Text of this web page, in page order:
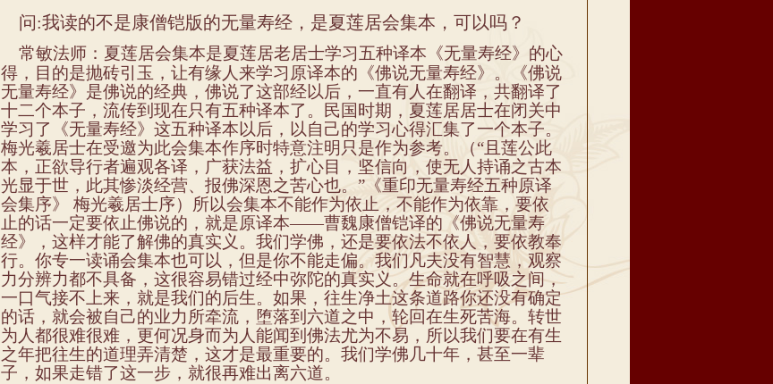
问:我读的不是康僧铠版的无量寿经，是夏莲居会集本，可以吗？
常敏法师 ：夏莲居会集本是夏莲居老居士学习五种译本 《无量寿经》的心
得，目的是抛砖引玉，让有缘人来学习原译本的 《佛说无量寿经》 。《佛说
无量寿经》是佛说的经典 ， 佛说了这部经以后，一直有人在翻译，共翻译了
十二个本子，流传到现在只有五种译本了。民国 时期 ，夏莲居居士在闭关中
学习了
《无量寿经》 这五种译本以后 ， 以自己的学习心得汇集了一个本子。
梅光羲居士在受邀为此会集本作序时特意注明只是作为参考。
（“且莲公此
本，正欲导行者遍观各译，广获法益，扩心目，坚信向，使无人持诵之古本
光显于世，此其惨淡经营、报佛深恩之苦心也。”《重印无量寿经五种原译
会集序》 梅光羲居士序） 所以会集本不能作为依止，不能作为依靠，要依
止的话一定要依止佛说的 ， 就是原译本——曹魏康僧铠译的 《佛说无量寿
经》
， 这样才能了解佛的真实 义。 我们学佛，还是要依法不依人，要依教奉
行。 你专一读诵会集本也可以， 但是你不能走偏。我们凡夫没有智慧，观察
力分辨力都不具备 ， 这很容易错过经中弥陀的真实 义。生命就在呼吸之间，
一口气接不上来，就是我们的后生。如果，往生净土这条道路你还没有确定
的话，就会被自己的业力所牵流，堕落到六道之中 ，轮回在生死苦海。转世
为人都很难很难， 更何况身而为人能闻到佛法尤为不易 ， 所以我们要在有生
之年把往生的道理弄清楚，这才是最重要的。我们学佛几十年 ，甚至一辈
子， 如果走错了这一步 ，就很再难出离六道。